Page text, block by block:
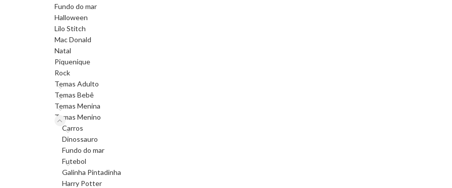
Fundo do mar
Halloween
Lilo Stitch
Mac Donald
Natal
Piquenique
Rock
Temas Adulto
Temas Bebê
Temas Menina
Temas Menino
Carros
Dinossauro
Fundo do mar
Futebol
Galinha Pintadinha
Harry Potter